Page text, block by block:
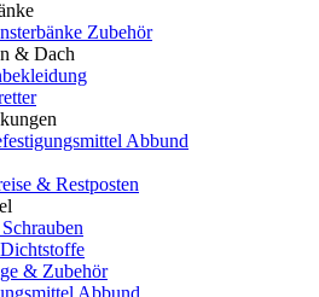
Zubehör
& Dach
Abbund
& Restposten
& Zubehör